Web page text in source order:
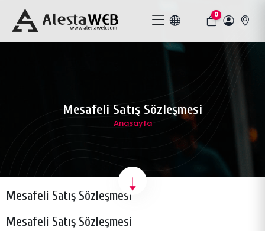
0
Mesafeli Satış Sözleşmesi
Anasayfa
Mesafeli Satış Sözleşmesi
Mesafeli Satış Sözleşmesi